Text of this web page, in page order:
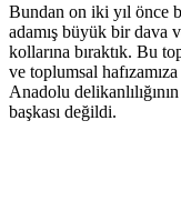
Bundan on iki yıl önce
adamış büyük bir dava
kollarına bıraktık. Bu
ve toplumsal
Anadolu
başkası değildi.